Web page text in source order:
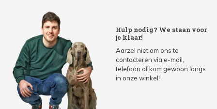
Hulp nodig? We staan voor
je klaar!
Aarzel niet om ons te
contacteren via e-mail,
telefoon of kom gewoon langs
in onze winkel!